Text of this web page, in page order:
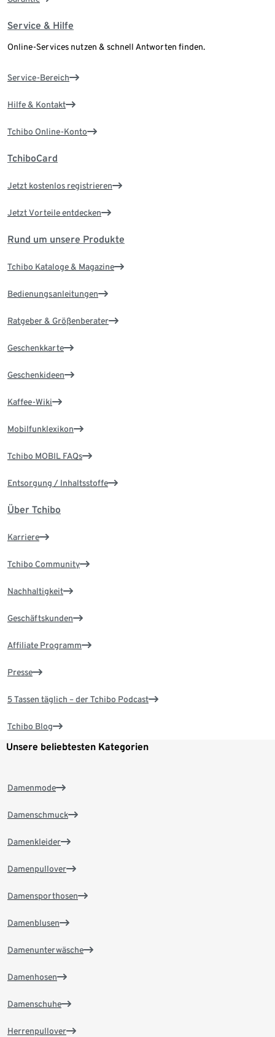
Service & Hilfe
Online-Services nutzen & schnell Antworten finden.
Service-Bereich
Hilfe & Kontakt
Tchibo Online-Konto
TchiboCard
Jetzt kostenlos registrieren
Jetzt Vorteile entdecken
Rund um unsere Produkte
Tchibo Kataloge & Magazine
Bedienungsanleitungen
Ratgeber & Größenberater
Geschenkkarte
Geschenkideen
Kaffee-Wiki
Mobilfunklexikon
Tchibo MOBIL FAQs
Entsorgung / Inhaltsstoffe
Über Tchibo
Karriere
Tchibo Community
Nachhaltigkeit
Geschäftskunden
Affiliate Programm
Presse
5 Tassen täglich – der Tchibo Podcast
Tchibo Blog
Unsere beliebtesten Kategorien
Damenmode
Damenschmuck
Damenkleider
Damenpullover
Damensporthosen
Damenblusen
Damenunterwäsche
Damenhosen
Damenschuhe
Herrenpullover